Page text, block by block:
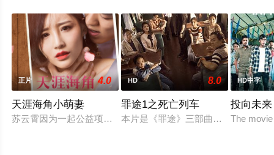
正片 4.0
天涯海角小萌妻
苏云霄因为一起公益项目，与五年前不告而别的未婚妻陆瑶瑶在
HD 8.0
罪途1之死亡列车
本片是《罪途》三部曲的第一部，后
HD中字
投向未来
The